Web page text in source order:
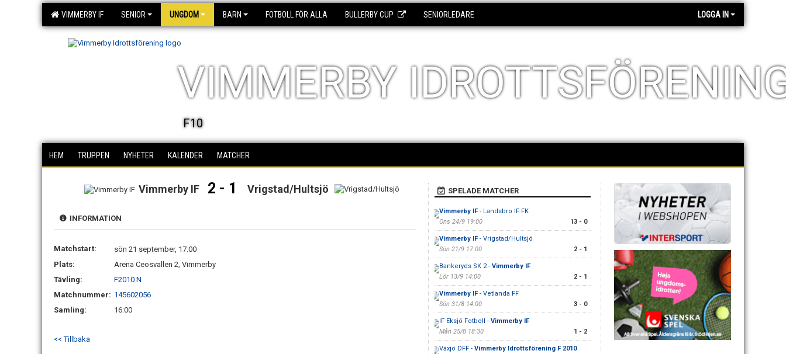
VIMMERBY IF SENIOR UNGDOM BARN FOTBOLL FÖR ALLA BULLERBY CUP SENIORLEDARE LOGGA IN
VIMMERBY
F10
HEM TRUPPEN NYHETER KALENDER MATCHER
Vimmerby IF 2 - 1 Vrigstad/Hultsjö
INFORMATION
Matchstart:
sön 21 september, 17:00
Plats:
Arena Ceosvallen 2, Vimmerby
Tävling:
F2010 N
Matchnummer: 145602056
Samling:
16:00
<< Tillbaka
SPELADE MATCHER
Vimmerby IF- Landsbro IF FK
Ons 24/9 19:00
13 - 0
Vimmerby IF- Vrigstad/Hultsjö
Sön 21/9 17:00
2 - 1
Bankeryds SK 2 - Vimmerby IF
Lör 13/9 14:00
2 - 1
Vimmerby IF- Vetlanda FF
Sön 31/8 14:00
3 - 0
IF Eksjö Fotboll - Vimmerby IF
Mån 25/8 18:30
1 - 2
Växjö DFF - Vimmerby Idrottsförening F 2010